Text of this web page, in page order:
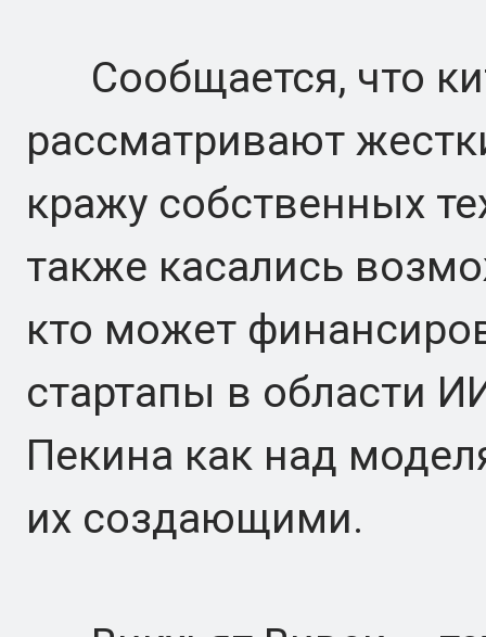
Сообщается, что
рассматривают
кражу собственных
также касались
кто может
стартапы в области
Пекина как над
их создающими.